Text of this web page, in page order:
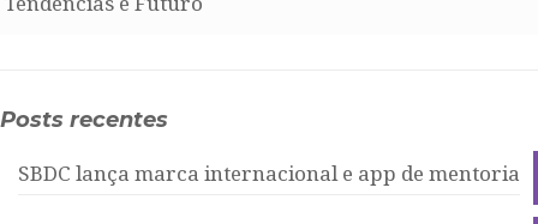
Posts recentes
SBDC lança marca internacional e app de mentoria